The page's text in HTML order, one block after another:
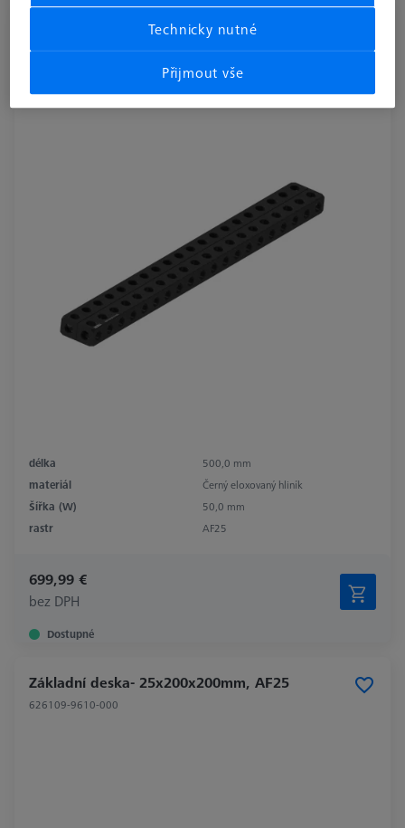
Základní deska - 25x50x500mm, AF25
626109-9610-069
délka
500,0 mm
materiál
Černý eloxovaný hliník
Šířka (W)
50,0 mm
rastr
AF25
699,99 €
bez DPH
Dostupné
Základní deska- 25x200x200mm, AF25
626109-9610-000
Technicky nutné
Přijmout vše